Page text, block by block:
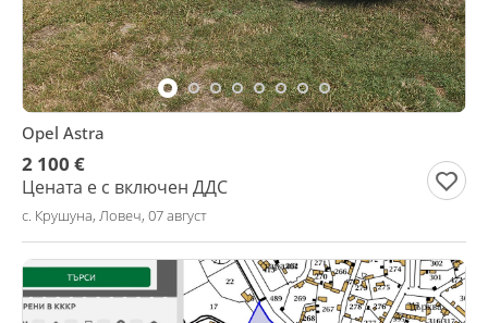
Opel Astra
2 100 €
Цената е с включен ДДС
с. Крушуна, Ловеч, 07 август